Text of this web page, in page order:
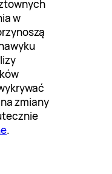
w
zmiany
.